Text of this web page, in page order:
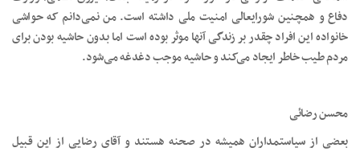
دفاع و همچنین شورایعالی امنیت ملی داشته است. من نمی‌دانم که حواشی
خانواده این افراد چقدر بر زندگی آنها موثر بوده است اما بدون حاشیه بودن برای
مردم طیب خاطر ایجاد می‌کند و حاشیه موجب دغدغه می‌شود.
محسن رضائی
بعضی از سیاستمداران همیشه در صحنه هستند و آقای رضایی از این قبیل